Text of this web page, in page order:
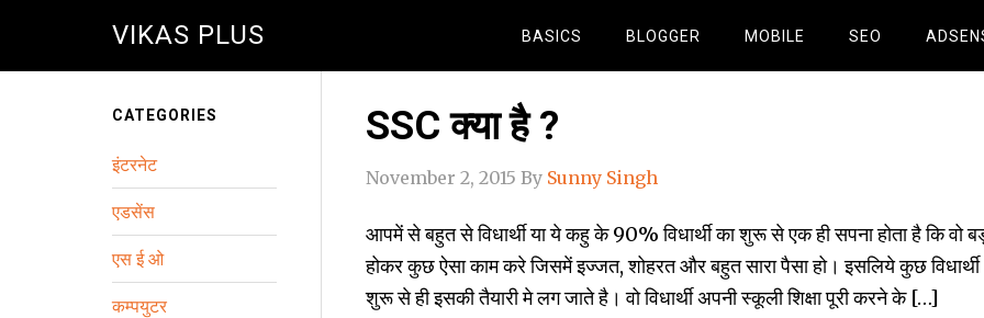
VIKAS PLUS BASICS BLOGGER MOBILE SEO
SSC क्‍या है ?
November 2, 2015 By Sunny Singh
आपमें से बहुत से विधार्थी या ये कहु के 90% विधार्थी का शुरू से एक ही सपना होता है कि वो
होकर कुछ ऐसा काम करे जिसमें इज्‍जत, शोहरत और बहुत सारा पैसा हो। इसलिये कुछ विधा‍र्थी
शुरू से ही इसकी तैयारी मे लग जाते है। वो विधार्थी अपनी स्‍कूली शिक्षा पूरी करने के […]
CATEGORIES
इंटरनेट
एडसेंस
एस ई ओ
कम्‍पयुटर